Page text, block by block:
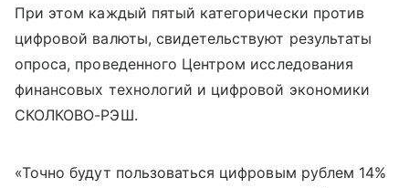
При этом каждый пятый категорически против
цифровой валюты, свидетельствуют результаты
опроса, проведенного Центром исследования
финансовых технологий и цифровой экономики
СКОЛКОВО-РЭШ.
«Точно будут пользоваться цифровым рублем 14%